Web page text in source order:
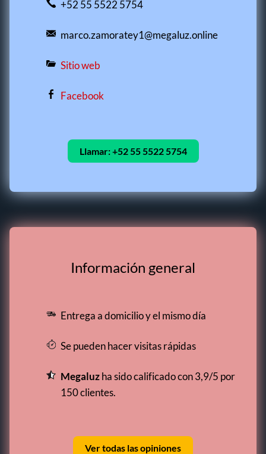
+52 55 5522 5754
marco.zamoratey1@megaluz.online
Sitio web
Facebook
Llamar:+52 55 5522 5754
Información general
Entrega a domicilio y el mismo día
Se pueden hacer visitas rápidas
Megaluzha sido calificado con 3,9/5 por
150 clientes.
Ver todas las opiniones